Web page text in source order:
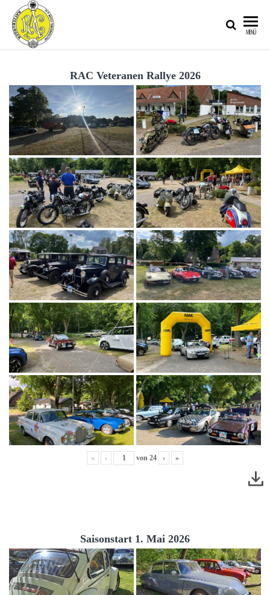
AUTOMOBIL-
CLUB IM
ADAC E.V.
MENÜ
RAC Veteranen Rallye 2026
« ‹ von 24 › »
Saisonstart 1. Mai 2026